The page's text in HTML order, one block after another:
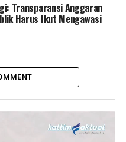
Transparansi Anggaran
Harus Ikut Mengawasi